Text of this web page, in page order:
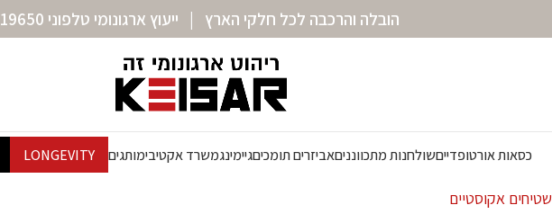
הובלה והרכבה לכל חלקי הארץ | ייעוץ ארגונומי טלפוני 072-3319650
כסאות אורטופדייםשולחנות מתכוונניםאביזרים תומכיםגיימינגמשרד אקטיבימותגים LONGEVITY
שטיחים אקוסטיים